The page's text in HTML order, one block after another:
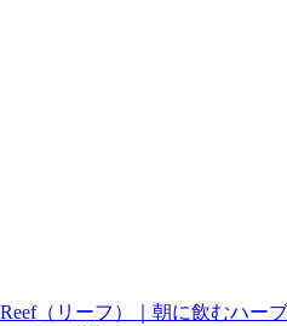
Reef（リーフ）｜朝に飲むハー